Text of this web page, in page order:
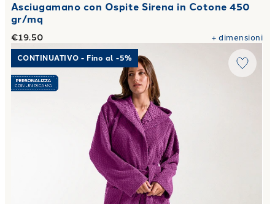
Asciugamano con Ospite Sirena in Cotone 450
gr/mq
€19.50 +dimensioni
Link to "Accappatoio con Cappuccio Sirena in Cotone 450
CONTINUATIVO - Fino al -5%